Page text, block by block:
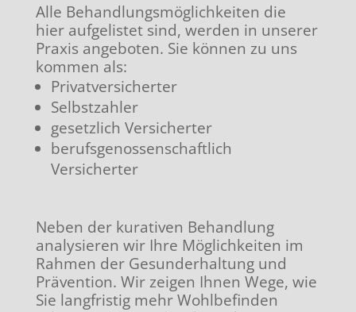
Alle Behandlungsmöglichkeiten die
hier aufgelistet sind, werden in unserer
Praxis angeboten. Sie können zu uns
kommen als:
Privatversicherter
Selbstzahler
gesetzlich Versicherter
berufsgenossenschaftlich
Versicherter
Neben der kurativen Behandlung
analysieren wir Ihre Möglichkeiten im
Rahmen der Gesunderhaltung und
Prävention. Wir zeigen Ihnen Wege, wie
Sie langfristig mehr Wohlbefinden